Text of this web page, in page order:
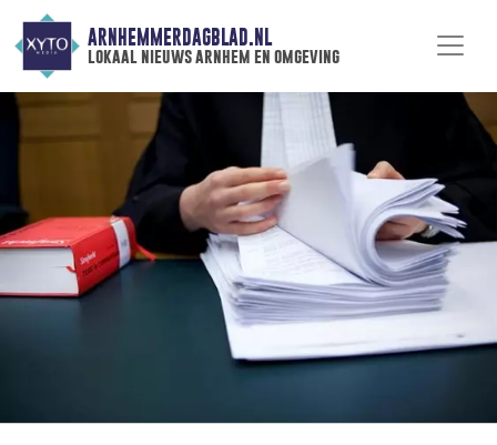
ARNHEMMERDAGBLAD.NL
lokaal nieuws arnhem en omgeving